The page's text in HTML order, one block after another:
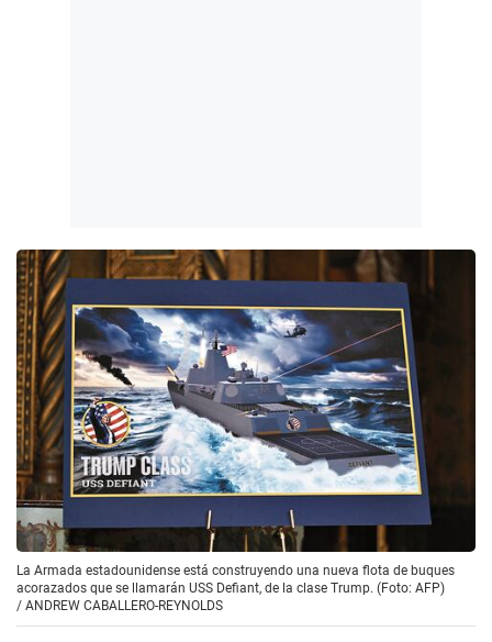
La Armada estadounidense está construyendo una nueva flota de buques
acorazados que se llamarán USS Defiant, de la clase Trump. (Foto: AFP)
/ ANDREW CABALLERO-REYNOLDS